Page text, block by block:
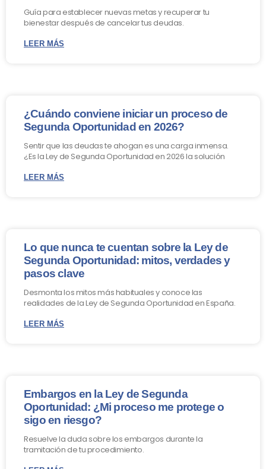
Guía para establecer nuevas metas y recuperar tu
bienestar después de cancelar tus deudas.
LEER MÁS
¿Cuándo conviene iniciar un proceso de
Segunda Oportunidad en 2026?
Sentir que las deudas te ahogan es una carga inmensa.
¿Es la Ley de Segunda Oportunidad en 2026 la solución
LEER MÁS
Lo que nunca te cuentan sobre la Ley de
Segunda Oportunidad: mitos, verdades y
pasos clave
Desmonta los mitos más habituales y conoce las
realidades de la Ley de Segunda Oportunidad en España.
LEER MÁS
Embargos en la Ley de Segunda
Oportunidad: ¿Mi proceso me protege o
sigo en riesgo?
Resuelve la duda sobre los embargos durante la
tramitación de tu procedimiento.